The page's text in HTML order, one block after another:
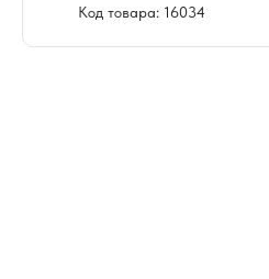
Код товара: 16034